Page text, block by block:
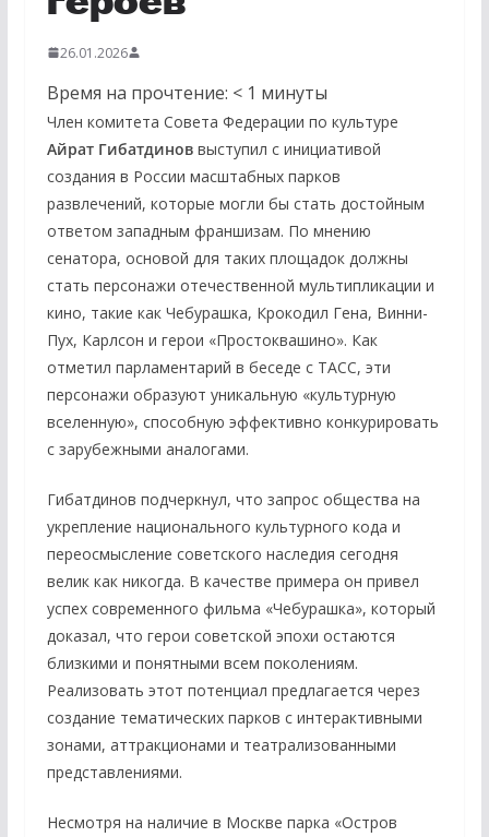
26.01.2026
Время на прочтение: < 1 минуты
Член комитета Совета Федерации по культуре
Айрат Гибатдиноввыступил с инициативой
создания в России масштабных парков
развлечений, которые могли бы стать достойным
ответом западным франшизам. По мнению
сенатора, основой для таких площадок должны
стать персонажи отечественной мультипликации и
кино, такие как Чебурашка, Крокодил Гена, Винни-
Пух, Карлсон и герои «Простоквашино». Как
отметил парламентарий в беседе с ТАСС, эти
персонажи образуют уникальную «культурную
вселенную», способную эффективно конкурировать
с зарубежными аналогами.
Гибатдинов подчеркнул, что запрос общества на
укрепление национального культурного кода и
переосмысление советского наследия сегодня
велик как никогда. В качестве примера он привел
успех современного фильма «Чебурашка», который
доказал, что герои советской эпохи остаются
близкими и понятными всем поколениям.
Реализовать этот потенциал предлагается через
создание тематических парков с интерактивными
зонами, аттракционами и театрализованными
представлениями.
Несмотря на наличие в Москве парка «Остров